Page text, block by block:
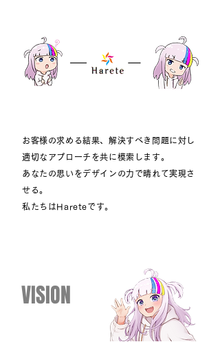
お客様の求める結果、解決すべき問題に対し
適切なアプローチを共に模索します。
あなたの思いをデザインの力で晴れて実現さ
せる。
私たちはHareteです。
​VISION